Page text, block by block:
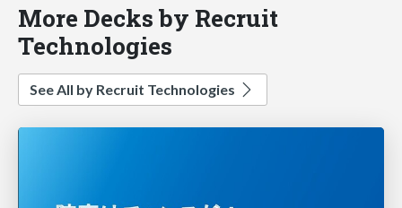
More Decks by Recruit
Technologies
See All by Recruit Technologies